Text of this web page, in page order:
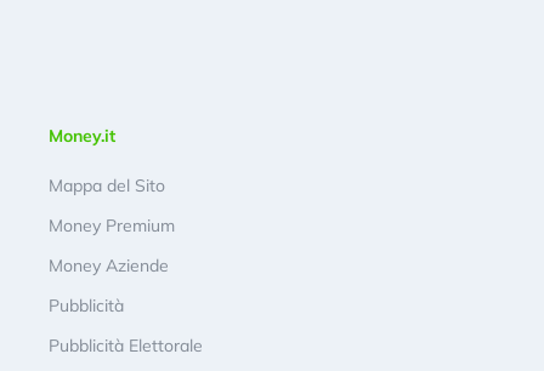
Money.it
Mappa del Sito
Money Premium
Money Aziende
Pubblicità
Pubblicità Elettorale